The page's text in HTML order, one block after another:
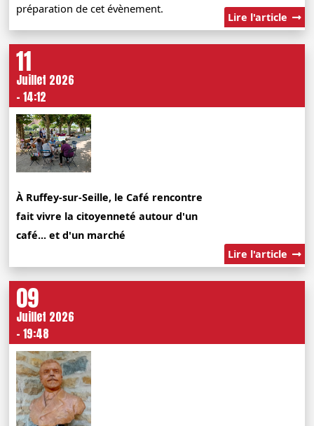
préparation de cet évènement.
Lire l'article
11
Juillet 2026
- 14:12
À Ruffey-sur-Seille, le Café rencontre
fait vivre la citoyenneté autour d'un
café... et d'un marché
Lire l'article
09
Juillet 2026
- 19:48